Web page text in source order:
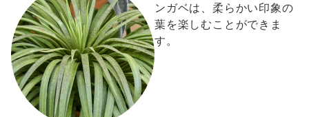
ンガベは、柔らかい印象の
葉を楽しむことができま
す。